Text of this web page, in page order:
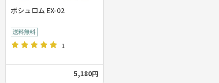
ボシュロム EX-02
1
5,180円